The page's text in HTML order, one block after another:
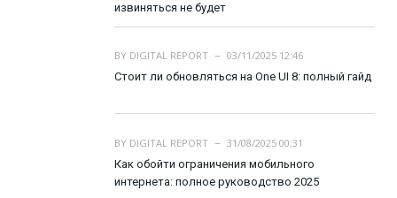
извиняться не будет
BY DIGITAL REPORT
03/11/2025 12:46
Стоит ли обновляться на One UI 8: полный гайд
BY DIGITAL REPORT
31/08/2025 00:31
Как обойти ограничения мобильного
интернета: полное руководство 2025